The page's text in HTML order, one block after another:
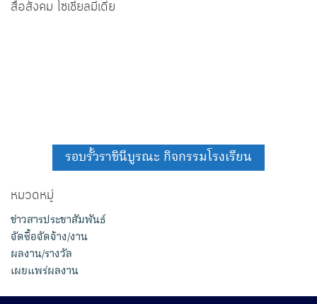
สื่อสังคม โซเชียลมีเดีย
รอบรั้วราชินีบูรณะ กิจกรรมโรงเรียน
หมวดหมู่
ข่าวสารประชาสัมพันธ์
จัดซื้อจัดจ้าง/งาน
ผลงาน/รางวัล
เผยแพร่ผลงาน